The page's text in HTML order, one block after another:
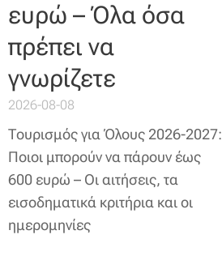
ευρώ – Όλα όσα
πρέπει να
γνωρίζετε
2026-08-08
Τουρισμός για Όλους 2026-2027:
Ποιοι μπορούν να πάρουν έως
600 ευρώ – Οι αιτήσεις, τα
εισοδηματικά κριτήρια και οι
ημερομηνίες